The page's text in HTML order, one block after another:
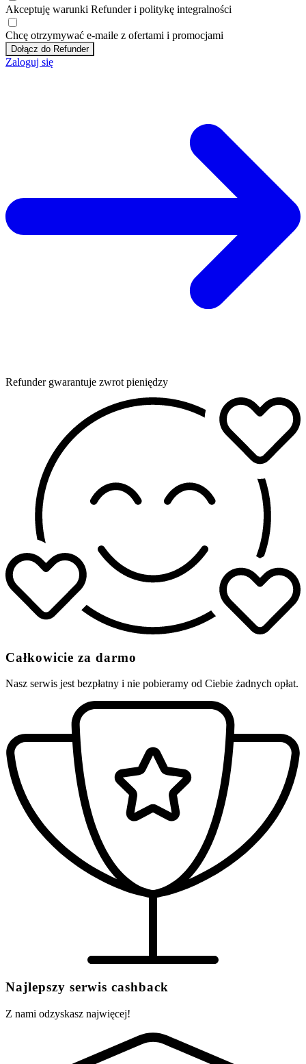
Akceptuję warunki Refunder i politykę integralności
Chcę otrzymywać e-maile z ofertami i promocjami
Dołącz do Refunder
Zaloguj się
Refunder gwarantuje zwrot pieniędzy
Całkowicie za darmo
Nasz serwis jest bezpłatny i nie pobieramy od Ciebie żadnych opłat.
Najlepszy serwis cashback
Z nami odzyskasz najwięcej!